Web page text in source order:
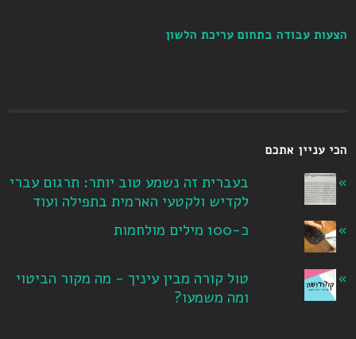
הצעות עבודה בתחום עריכת הלשון
הכי עניין אתכם
בעברית זה נשמע טוב יותר: תרגום עברי
לקדיש ולקטעי הארמית בתפילה ועוד
כ-100 מילים מולחמות
טול קורה מבין עיניך - מה מקור הביטוי
ומה משמעו?